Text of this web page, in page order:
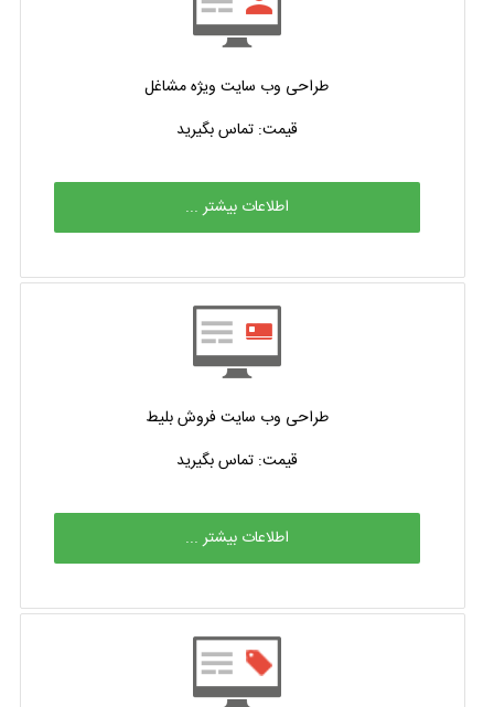
طراحی وب سایت ویژه مشاغل
قیمت: تماس بگیرید
اطلاعات بیشتر ...
طراحی وب سایت فروش بلیط
قیمت: تماس بگیرید
اطلاعات بیشتر ...